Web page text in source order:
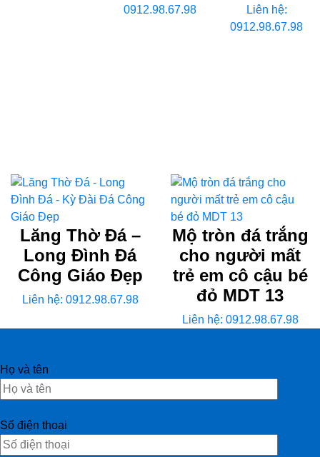
0912.98.67.98
Liên hệ:
0912.98.67.98
Lăng Thờ Đá –
Long Đình Đá
Công Giáo Đẹp
Liên hệ: 0912.98.67.98
Mộ tròn đá trắng
cho người mất
trẻ em cô cậu bé
đỏ MDT 13
Liên hệ: 0912.98.67.98
Họ và tên
Số điện thoại